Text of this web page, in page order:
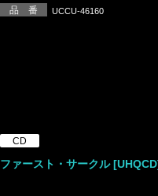
品 番 UCCU-46160
CD
ファースト・サークル